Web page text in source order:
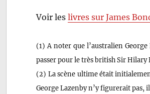
Voir leslivres sur James
(1) A noter que l’australien
passer pour le très british Sir Hilary
(2) La scène ultime était
George Lazenby n’y figurerait pas,